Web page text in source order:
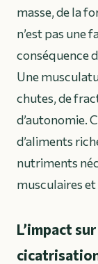
masse, de la
n’est pas une
conséquence
Une
chutes, de
d’autonomie.
d’aliments
nutriments
musculaires
L’impact